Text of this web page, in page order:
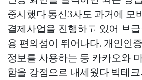
중시했다.통신3사도 과거에 모
결제사업을 진행하고 있어 보
용 편의성이 뛰어나다. 개인인
정보를 사용하는 등 카카오와
함을 강점으로 내세웠다.빅테